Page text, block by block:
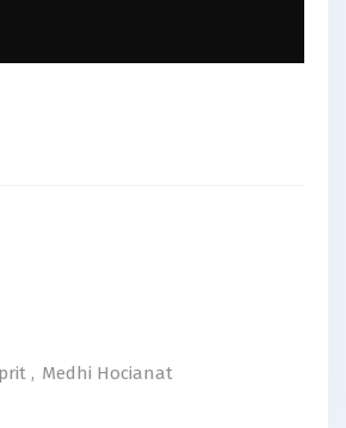
, Medhi Hocianat